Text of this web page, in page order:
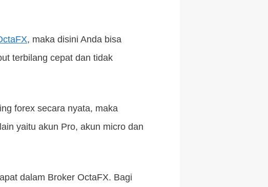
, maka disini Anda bisa
terbilang cepat dan tidak
forex secara nyata, maka
yaitu akun Pro, akun micro dan
dalam Broker OctaFX. Bagi